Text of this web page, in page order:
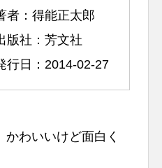
者：得能正太郎
版社：芳文社
行日：2014-02-27
わいいけど面白く